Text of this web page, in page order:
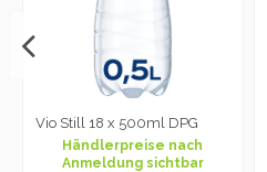
Vio Still 18 x 500ml DPG
Händlerpreise nach
Anmeldung sichtbar